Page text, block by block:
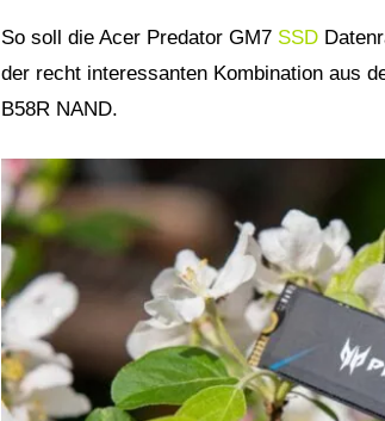
So soll die Acer Predator GM7 SSD
der recht interessanten Kombination aus
B58R NAND.